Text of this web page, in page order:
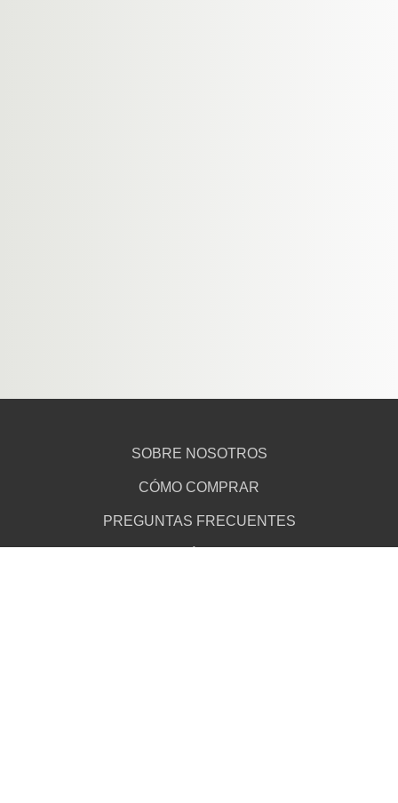
SOBRE NOSOTROS
CÓMO COMPRAR
PREGUNTAS FRECUENTES